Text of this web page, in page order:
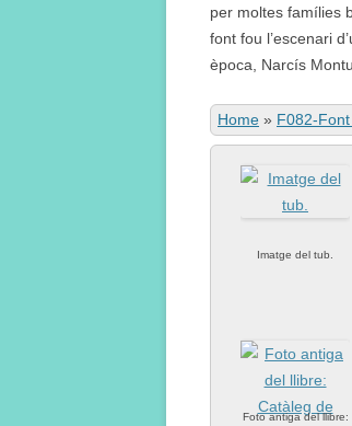
per moltes famílies
font fou l’escenari
època, Narcís
Home » F082-
Imatge del tub.
Foto antiga del llibre: